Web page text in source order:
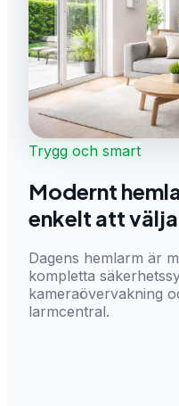
Trygg och smart
Modernt
enkelt att välja
Dagens hemlarm är
kompletta
kameraövervakning
larmcentral.